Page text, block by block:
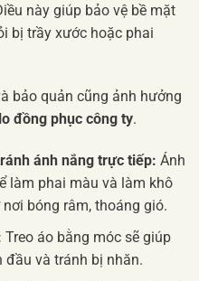
này giúp bảo vệ bề mặt
bị trầy xước hoặc phai
bảo quản cũng ảnh hưởng
đồng phục công ty.
ánh nắng trực tiếp: Ánh
làm phai màu và làm khô
bóng râm, thoáng gió.
Treo áo bằng móc sẽ giúp
và tránh bị nhăn.